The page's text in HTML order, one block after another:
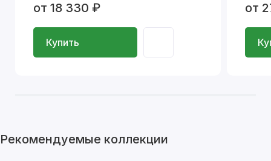
от 18 330 ₽
Купить
от
Рекомендуемые коллекции